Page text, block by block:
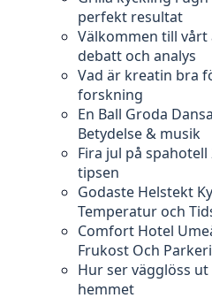
perfekt resultat
Välkommen till vårt
debatt och analys
Vad är kreatin bra
forskning
En Ball Groda
Betydelse & musik
Fira jul på spahotell
tipsen
Godaste Helstekt
Temperatur och
Comfort Hotel
Frukost Och
Hur ser vägglöss
hemmet